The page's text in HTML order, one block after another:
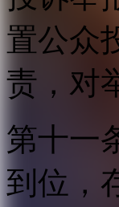
置公众
责，对
第十一
到位，